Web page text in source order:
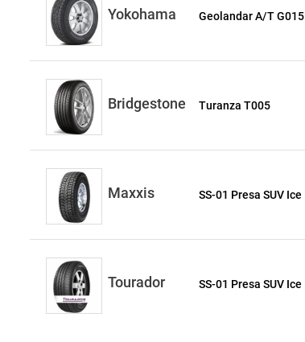
Yokohama Geolandar A/T G015
Bridgestone Turanza T005
Maxxis SS-01 Presa SUV Ice
Tourador SS-01 Presa SUV Ice